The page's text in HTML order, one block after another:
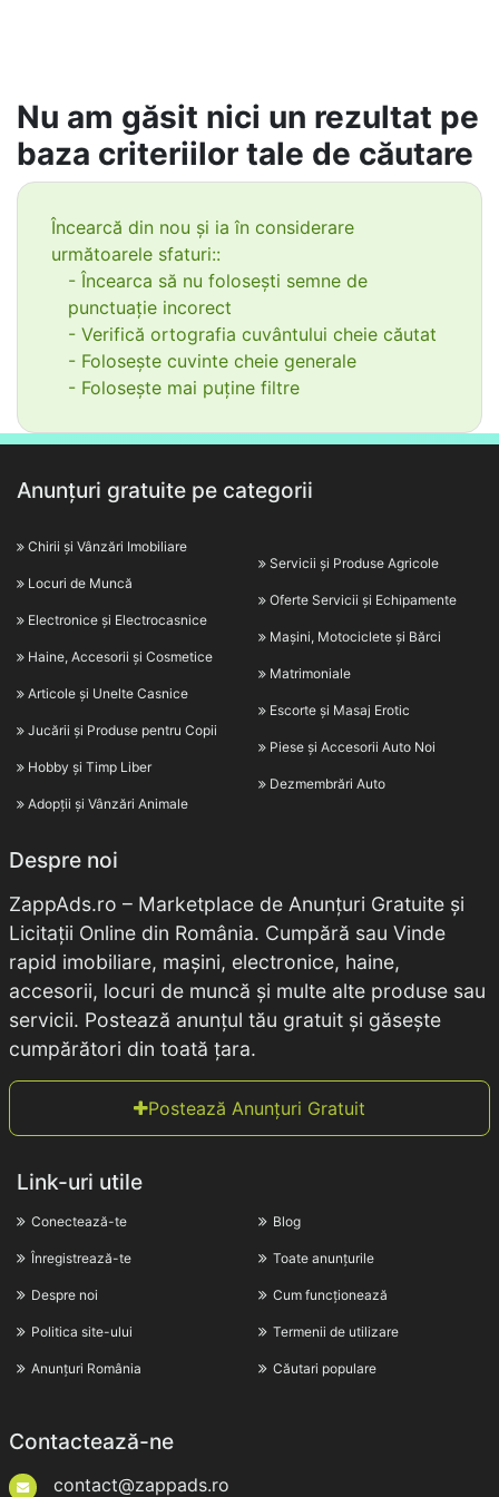
Nu am găsit nici un rezultat pe
baza criteriilor tale de căutare
Încearcă din nou și ia în considerare
următoarele sfaturi::
- Încearca să nu folosești semne de
punctuație incorect
- Verifică ortografia cuvântului cheie căutat
- Folosește cuvinte cheie generale
- Folosește mai puține filtre
Anunțuri gratuite pe categorii
Chirii și Vânzări Imobiliare
Locuri de Muncă
Electronice și Electrocasnice
Haine, Accesorii și Cosmetice
Articole și Unelte Casnice
Jucării și Produse pentru Copii
Hobby și Timp Liber
Adopții și Vânzări Animale
Servicii și Produse Agricole
Oferte Servicii și Echipamente
Mașini, Motociclete și Bărci
Matrimoniale
Escorte și Masaj Erotic
Piese și Accesorii Auto Noi
Dezmembrări Auto
Despre noi
ZappAds.ro – Marketplace de Anunțuri Gratuite și
Licitații Online din România. Cumpără sau Vinde
rapid imobiliare, mașini, electronice, haine,
accesorii, locuri de muncă și multe alte produse sau
servicii. Postează anunțul tău gratuit și găsește
cumpărători din toată țara.
Postează Anunțuri Gratuit
Link-uri utile
Conectează-te
Înregistrează-te
Despre noi
Politica site-ului
Anunțuri România
Blog
Toate anunțurile
Cum funcționează
Termenii de utilizare
Căutari populare
Contactează-ne
contact@zappads.ro